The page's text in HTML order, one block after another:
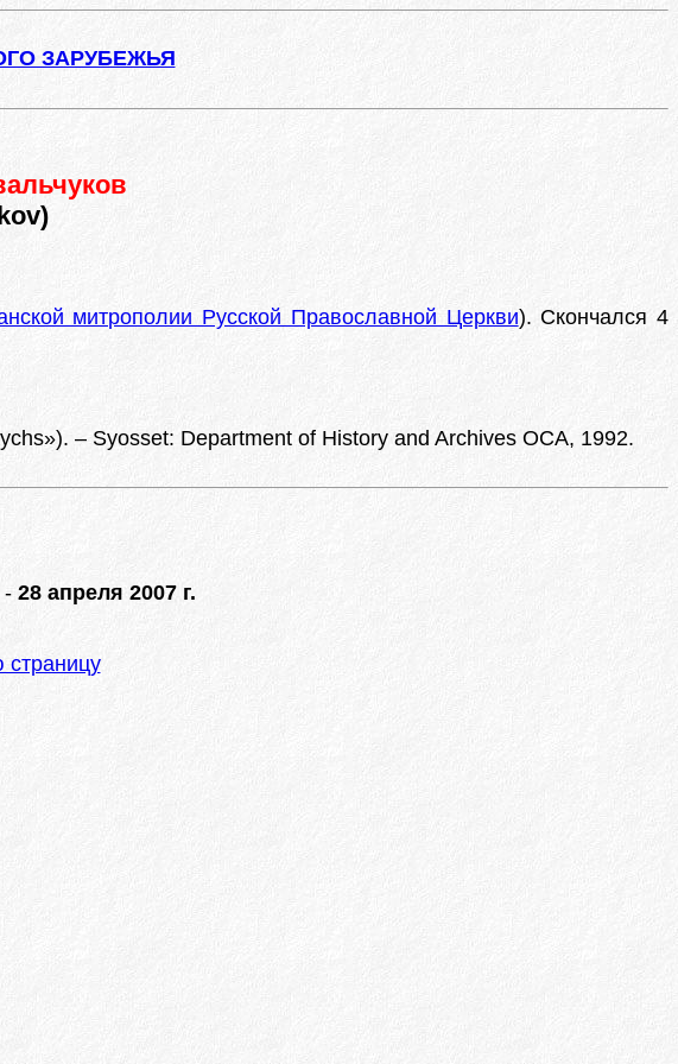
ЗАРУБЕЖЬЯ
митрополии Русской Православной Церкви). Скончался 4
– Syosset: Department of History and Archives OCA, 1992.
- 28 апреля 2007 г.